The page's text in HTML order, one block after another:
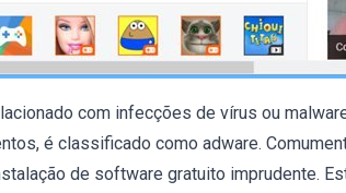
com infecções de vírus ou
é classificado como adware.
de software gratuito imprudente.